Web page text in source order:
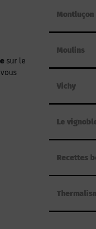
sur le
Montluçon
Moulins
Vichy
Le
Recettes